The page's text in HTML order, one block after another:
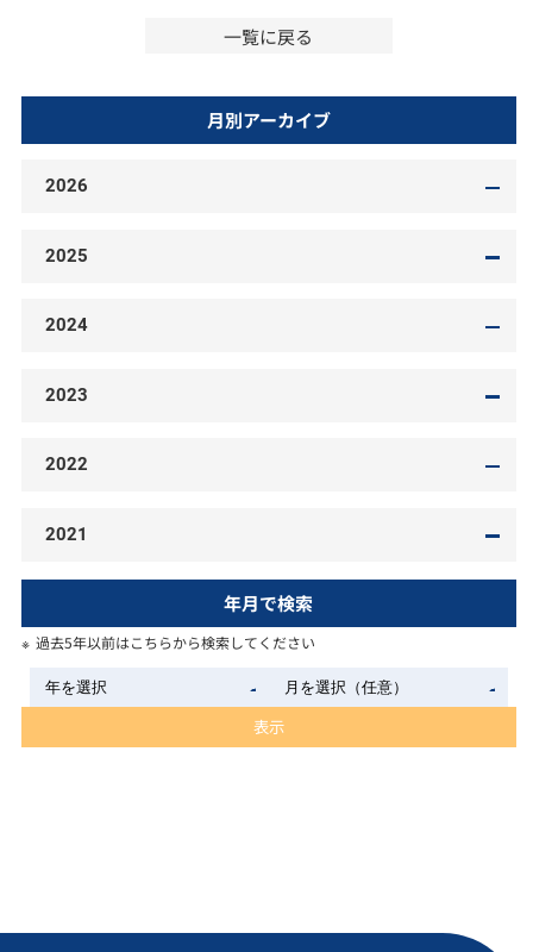
一覧に戻る
月別アーカイブ
2026
2025
2024
2023
2022
2021
年月で検索
過去5年以前はこちらから検索してください
表示